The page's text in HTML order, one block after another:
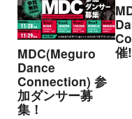
MDC(Meguro
Dance
Connection) 参
加ダンサー募
集！
催